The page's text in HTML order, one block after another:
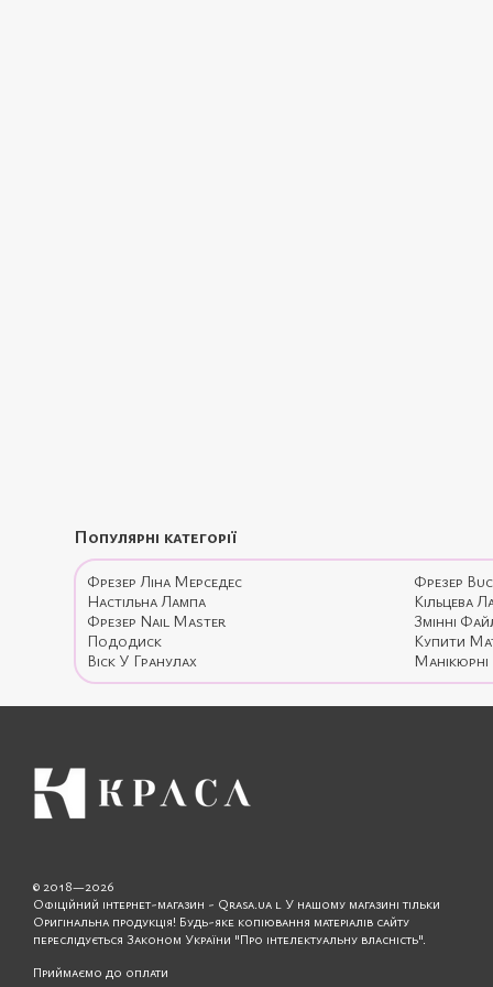
Популярні категорії
Фрезер Ліна Мерседес Фрезер
Настільна Лампа
Кільцева
Фрезер Nail Master
Змінні
Пододиск
Купити
Віск У Гранулах
Манікюрні
© 2018—2026
Офіційний інтернет-магазин - Qrasa.ua l У нашому магазині тільки
Оригінальна продукція! Будь-яке копіювання матеріалів сайту
переслідується Законом України "Про інтелектуальну власність".
Приймаємо до оплати